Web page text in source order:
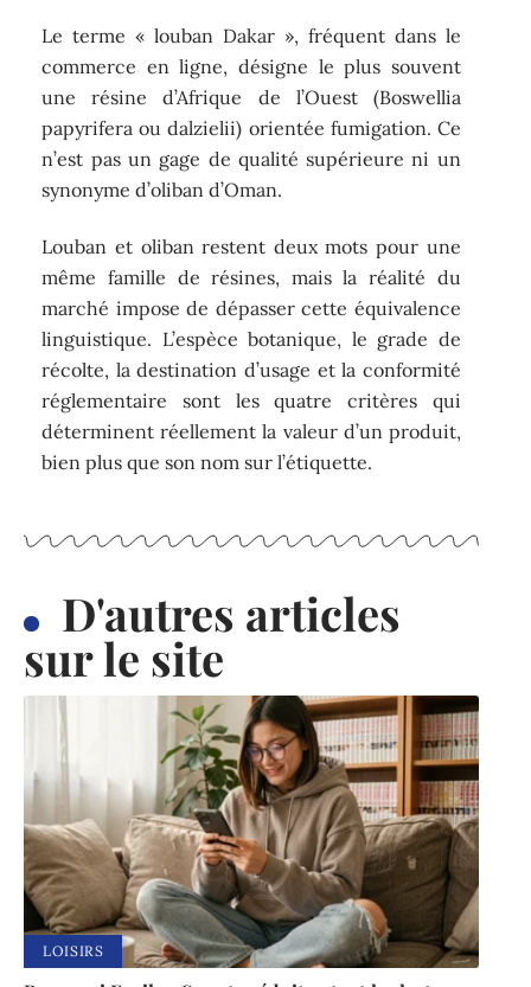
Le terme « louban Dakar », fréquent dans le
commerce en ligne, désigne le plus souvent
une résine d’Afrique de l’Ouest (Boswellia
papyrifera ou dalzielii) orientée fumigation. Ce
n’est pas un gage de qualité supérieure ni un
synonyme d’oliban d’Oman.
Louban et oliban restent deux mots pour une
même famille de résines, mais la réalité du
marché impose de dépasser cette équivalence
linguistique. L’espèce botanique, le grade de
récolte, la destination d’usage et la conformité
réglementaire sont les quatre critères qui
déterminent réellement la valeur d’un produit,
bien plus que son nom sur l’étiquette.
D'autres articles
sur le site
LOISIRS